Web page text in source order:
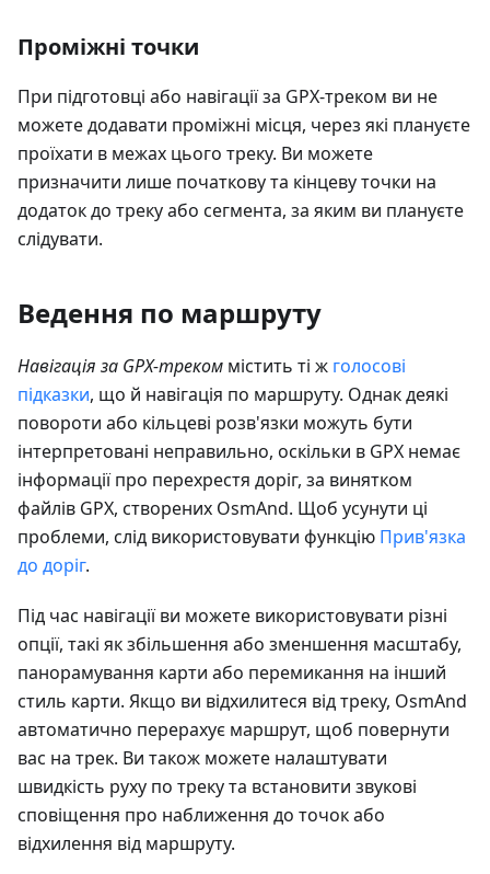
Проміжні точки
При підготовці або навігації за GPX-треком ви не
можете додавати проміжні місця, через які плануєте
проїхати в межах цього треку. Ви можете
призначити лише початкову та кінцеву точки на
додаток до треку або сегмента, за яким ви плануєте
слідувати.
Ведення по маршруту
Навігація за GPX-треком містить ті ж голосові
підказки, що й навігація по маршруту. Однак деякі
повороти або кільцеві розв'язки можуть бути
інтерпретовані неправильно, оскільки в GPX немає
інформації про перехрестя доріг, за винятком
файлів GPX, створених OsmAnd. Щоб усунути ці
проблеми, слід використовувати функцію Прив'язка
до доріг.
Під час навігації ви можете використовувати різні
опції, такі як збільшення або зменшення масштабу,
панорамування карти або перемикання на інший
стиль карти. Якщо ви відхилитеся від треку, OsmAnd
автоматично перерахує маршрут, щоб повернути
вас на трек. Ви також можете налаштувати
швидкість руху по треку та встановити звукові
сповіщення про наближення до точок або
відхилення від маршруту.